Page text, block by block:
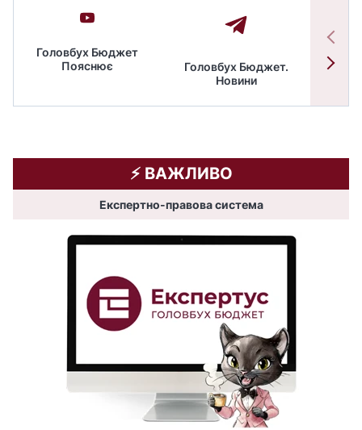
Головбух Бюджет
Пояснює
Головбух Бюджет.
Новини
⚡️ ВАЖЛИВО
Експертно-правова система